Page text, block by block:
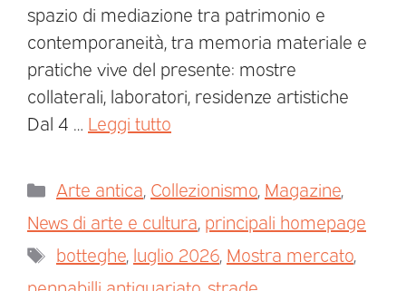
spazio di mediazione tra patrimonio e
contemporaneità, tra memoria materiale e
pratiche vive del presente: mostre
collaterali, laboratori, residenze artistiche
Dal 4 … Leggi tutto
Arte antica, Collezionismo, Magazine,
News di arte e cultura, principali homepage
botteghe, luglio 2026, Mostra mercato,